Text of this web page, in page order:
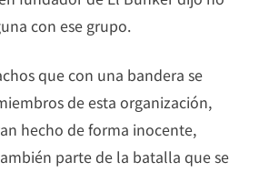
con ese grupo.
que con una bandera se
de esta organización,
hecho de forma inocente,
parte de la batalla que se